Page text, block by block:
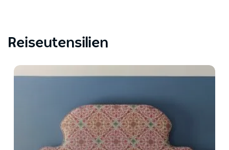
Reiseutensilien